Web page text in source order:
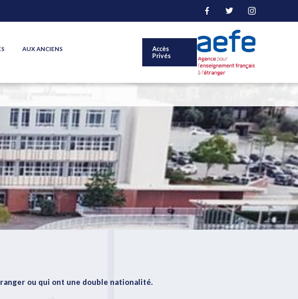
AUX ANCIENS
Accès
Privés
ou qui ont une double nationalité.